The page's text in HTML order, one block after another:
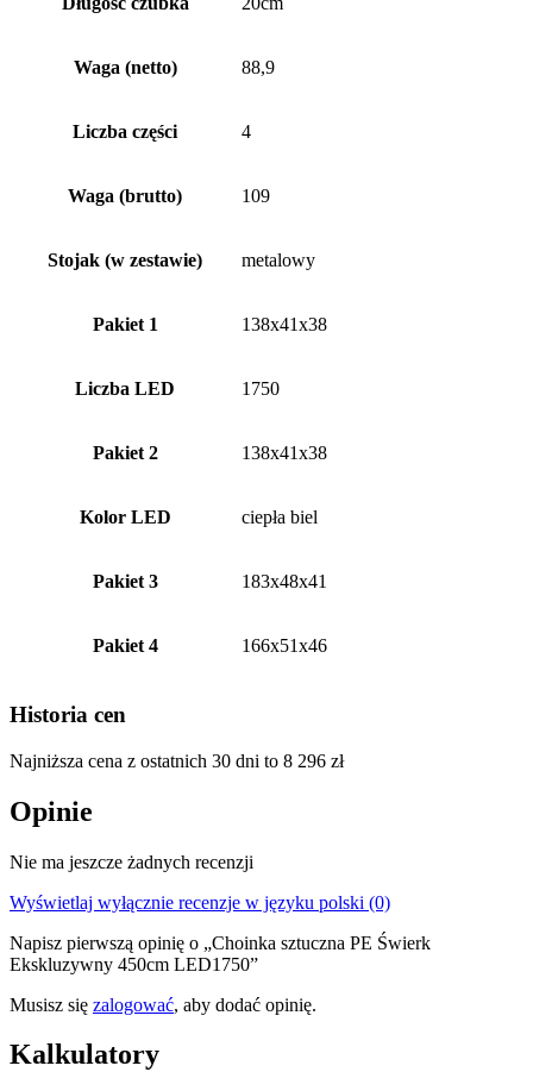
Waga (netto) 88,9
Liczba części 4
Waga (brutto) 109
Stojak (w zestawie) metalowy
Pakiet 1 138x41x38
Liczba LED 1750
Pakiet 2 138x41x38
Kolor LED ciepła biel
Pakiet 3 183x48x41
Pakiet 4 166x51x46
Historia cen
Najniższa cena z ostatnich 30 dni to 8 296 zł
Opinie
Nie ma jeszcze żadnych recenzji
Wyświetlaj wyłącznie recenzje w języku polski (0)
Napisz pierwszą opinię o „Choinka sztuczna PE Świerk
Ekskluzywny 450cm LED1750”
Musisz się zalogować, aby dodać opinię.
Kalkulatory